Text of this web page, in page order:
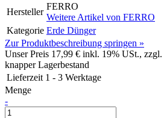
Hersteller
FERRO
Weitere Artikel von FERRO
Kategorie Erde Dünger
Zur Produktbeschreibung springen »
Unser Preis 17,99 € inkl. 19% USt., zzgl.
knapper Lagerbestand
Lieferzeit 1 - 3 Werktage
Menge
-